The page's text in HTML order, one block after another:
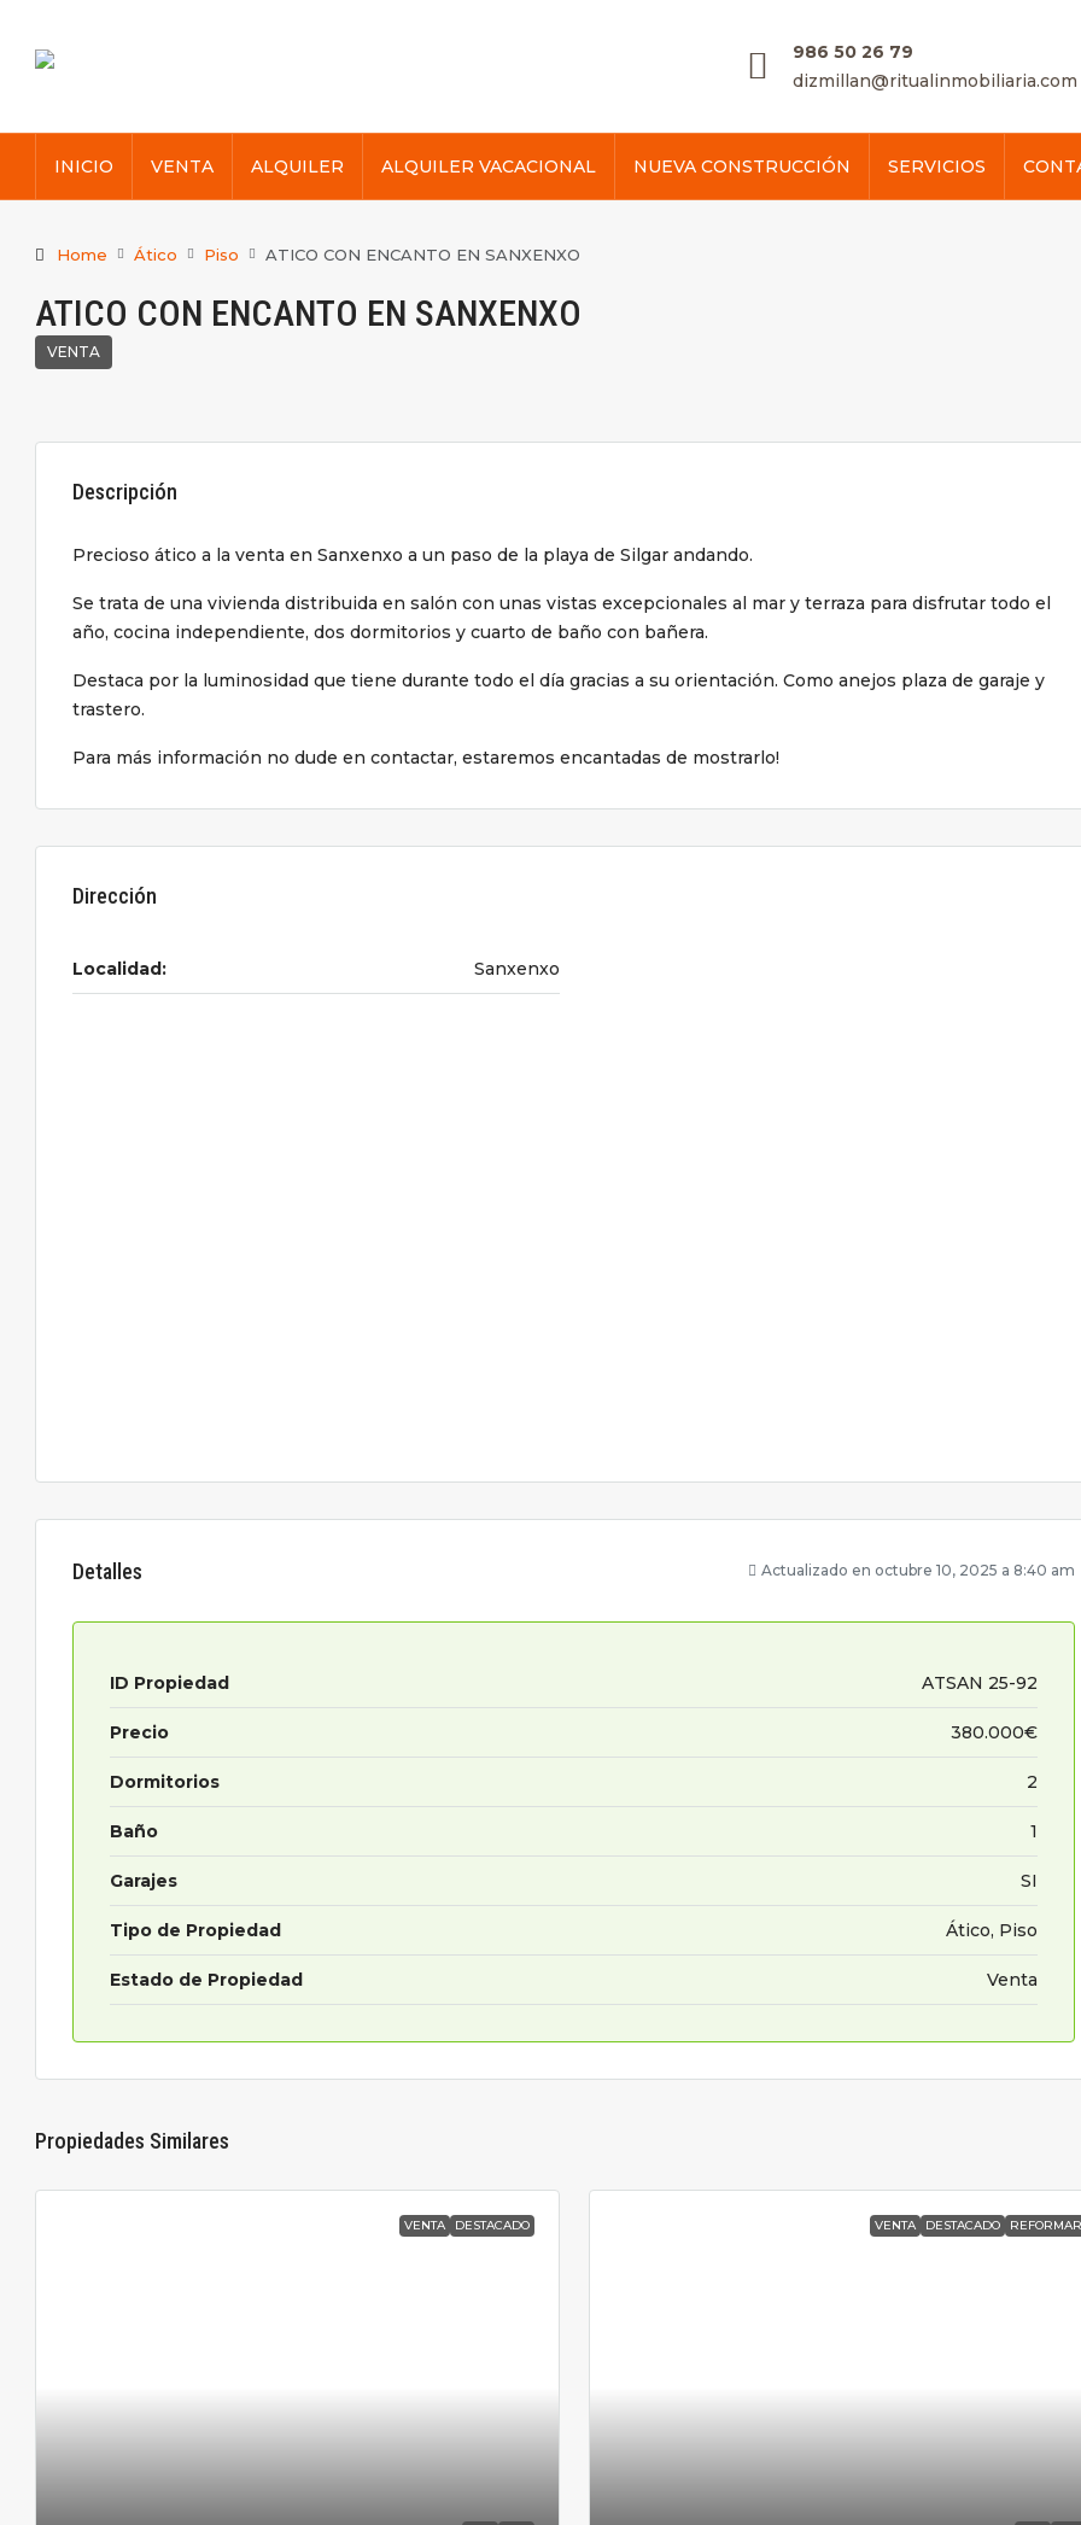
986 50 26 79
dizmillan@ritualinmobiliaria.com
INICIO VENTA ALQUILER ALQUILER VACACIONAL NUEVA CONSTRUCCIÓN SERVICIOS
Home Ático Piso ATICO CON ENCANTO EN SANXENXO
ATICO CON ENCANTO EN SANXENXO
VENTA
Descripción
Precioso ático a la venta en Sanxenxo a un paso de la playa de Silgar andando.
Se trata de una vivienda distribuida en salón con unas vistas excepcionales al mar y terraza para disfrutar todo el
año, cocina independiente, dos dormitorios y cuarto de baño con bañera.
Destaca por la luminosidad que tiene durante todo el día gracias a su orientación. Como anejos plaza de garaje y
trastero.
Para más información no dude en contactar, estaremos encantadas de mostrarlo!
Dirección
Localidad: Sanxenxo
Detalles Actualizado en octubre 10, 2025 a 8:40 am
ID Propiedad ATSAN 25-92
Precio 380.000€
Dormitorios 2
Baño 1
Garajes SI
Tipo de Propiedad Ático, Piso
Estado de Propiedad Venta
Propiedades Similares
VENTA DESTACADO VENTA DESTACADO REFORMAR